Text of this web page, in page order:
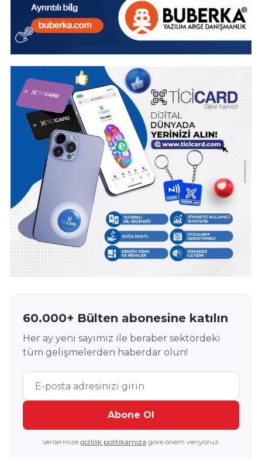
60.000+ Bülten abonesine katılın
Her ay yeni sayımız ile beraber sektördeki
tüm gelişmelerden haberdar olun!
Abone Ol
Verilerinize gizlilik politikamıza göre önem veriyoruz.